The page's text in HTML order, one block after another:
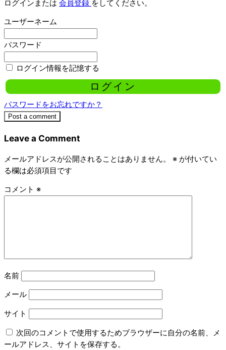
ログインまたは 会員登録 をしてください。
ユーザーネーム
パスワード
ログイン情報を記憶する
パスワードをお忘れですか？
Post a comment
Leave a Comment
メールアドレスが公開されることはありません。 ※ が付いてい
る欄は必須項目です
コメント ※
名前
メール
サイト
次回のコメントで使用するためブラウザーに自分の名前、メ
ールアドレス、サイトを保存する。